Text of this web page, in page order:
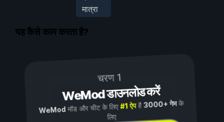
मात्रा
यह कैसे काम करता है?
चरण 1
WeMod डाउनलोड करें
WeMod मॉड और चीट के लिए#1 ऐपहै3000+ गेमके
लिए